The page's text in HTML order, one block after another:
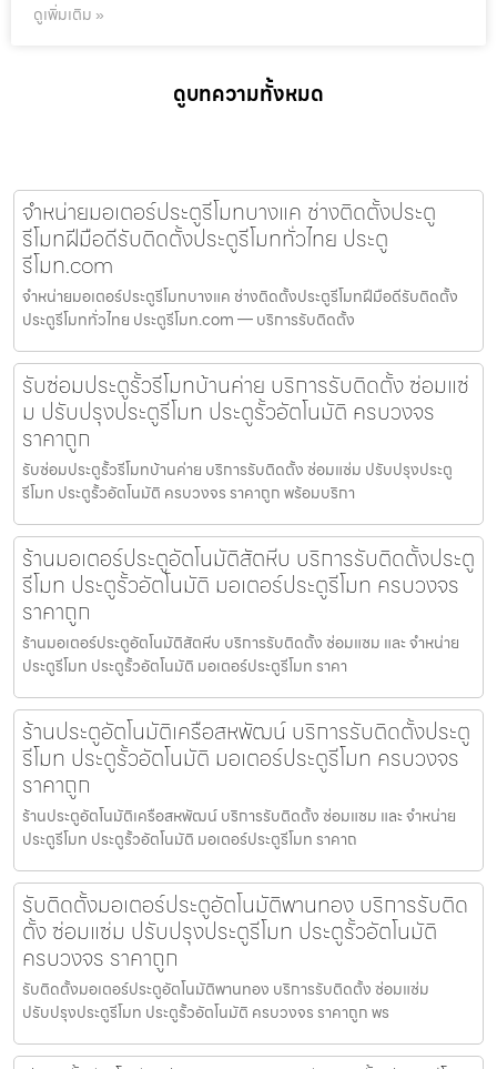
ดูเพิ่มเติม »
ดูบทความทั้งหมด
จำหน่ายมอเตอร์ประตูรีโมทบางแค ช่างติดตั้งประตู
รีโมทฝีมือดีรับติดตั้งประตูรีโมททั่วไทย ประตู
รีโมท.com
จำหน่ายมอเตอร์ประตูรีโมทบางแค ช่างติดตั้งประตูรีโมทฝีมือดีรับติดตั้ง
ประตูรีโมททั่วไทย ประตูรีโมท.com — บริการรับติดตั้ง
รับซ่อมประตูรั้วรีโมทบ้านค่าย บริการรับติดตั้ง ซ่อมแซ่
ม ปรับปรุงประตูรีโมท ประตูรั้วอัตโนมัติ ครบวงจร
ราคาถูก
รับซ่อมประตูรั้วรีโมทบ้านค่าย บริการรับติดตั้ง ซ่อมแซ่ม ปรับปรุงประตู
รีโมท ประตูรั้วอัตโนมัติ ครบวงจร ราคาถูก พร้อมบริกา
ร้านมอเตอร์ประตูอัตโนมัติสัตหีบ บริการรับติดตั้งประตู
รีโมท ประตูรั้วอัตโนมัติ มอเตอร์ประตูรีโมท ครบวงจร
ราคาถูก
ร้านมอเตอร์ประตูอัตโนมัติสัตหีบ บริการรับติดตั้ง ซ่อมแซม และ จำหน่าย
ประตูรีโมท ประตูรั้วอัตโนมัติ มอเตอร์ประตูรีโมท ราคา
ร้านประตูอัตโนมัติเครือสหพัฒน์ บริการรับติดตั้งประตู
รีโมท ประตูรั้วอัตโนมัติ มอเตอร์ประตูรีโมท ครบวงจร
ราคาถูก
ร้านประตูอัตโนมัติเครือสหพัฒน์ บริการรับติดตั้ง ซ่อมแซม และ จำหน่าย
ประตูรีโมท ประตูรั้วอัตโนมัติ มอเตอร์ประตูรีโมท ราคาถ
รับติดตั้งมอเตอร์ประตูอัตโนมัติพานทอง บริการรับติด
ตั้ง ซ่อมแซ่ม ปรับปรุงประตูรีโมท ประตูรั้วอัตโนมัติ
ครบวงจร ราคาถูก
รับติดตั้งมอเตอร์ประตูอัตโนมัติพานทอง บริการรับติดตั้ง ซ่อมแซ่ม
ปรับปรุงประตูรีโมท ประตูรั้วอัตโนมัติ ครบวงจร ราคาถูก พร